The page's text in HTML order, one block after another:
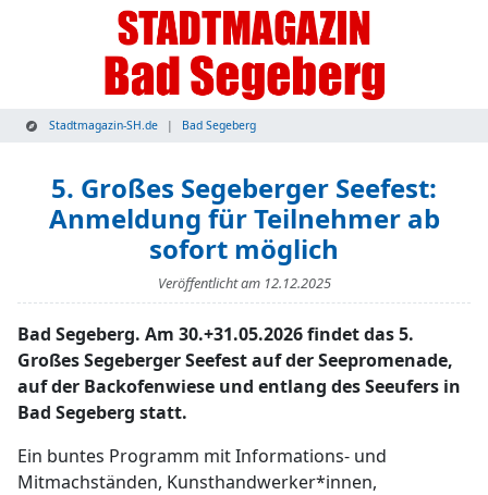
Stadtmagazin-SH.de Bad Segeberg
5. Großes Segeberger Seefest:
Anmeldung für Teilnehmer ab
sofort möglich
Veröffentlicht am 12.12.2025
Bad Segeberg. Am 30.+31.05.2026 findet das 5.
Großes Segeberger Seefest auf der Seepromenade,
auf der Backofenwiese und entlang des Seeufers in
Bad Segeberg statt.
Ein buntes Programm mit Informations- und
Mitmachständen, Kunsthandwerker*innen,